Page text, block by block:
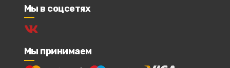
Мы в соцсетях
Мы принимаем